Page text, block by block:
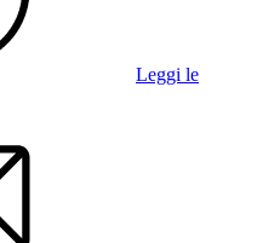
Leggi le